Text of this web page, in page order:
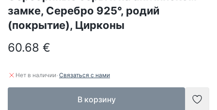
замке, Серебро 925°, родий
(покрытие), Цирконы
60.68 €
Нет в наличии·Связаться с нами
В корзину